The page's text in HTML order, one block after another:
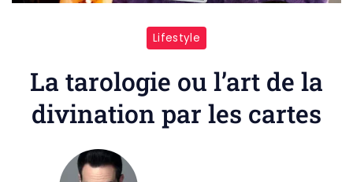
Lifestyle
La tarologie ou l’art de la
divination par les cartes